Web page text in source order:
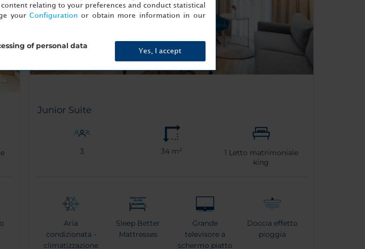
Junior Suite
3 34 m² 1 Letto matrimoniale
king
Aria
condizionata -
climatizzazione
Sleep Better
Mattresses
Grande
televisore a
schermo piatto
Doccia effetto
pioggia
relating to your preferences and conduct statistical
your Configuration or obtain more information in our
of personal data
Yes, I accept